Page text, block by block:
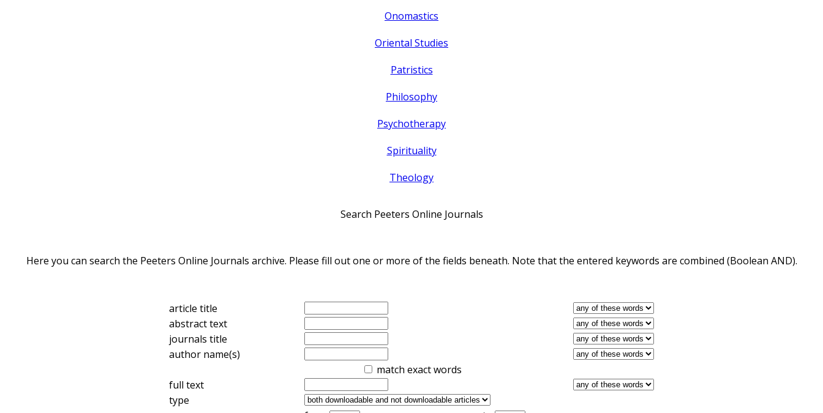
Onomastics
Oriental Studies
Patristics
Philosophy
Psychotherapy
Spirituality
Theology
Search Peeters Online Journals
Here you can search the Peeters Online Journals archive. Please fill out one or more of the fields beneath. Note that the entered keywords are combined (Boolean AND).
article title
abstract text
journals title
author name(s)
match exact words
full text
type